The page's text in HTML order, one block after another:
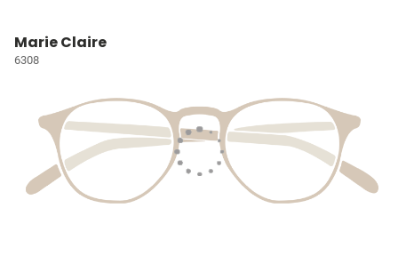
Marie Claire
6308